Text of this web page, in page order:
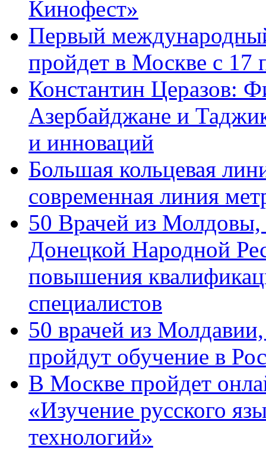
Кинофест»
Первый
пройдет в Москве с 17
Константин Церазов:
Азербайджане и
и инноваций
Большая кольцевая
современная линия
50 Врачей из Молдовы,
Донецкой Народной
повышения
специалистов
50 врачей из
пройдут обучение в
В Москве пройдет
«Изучение русского
технологий»